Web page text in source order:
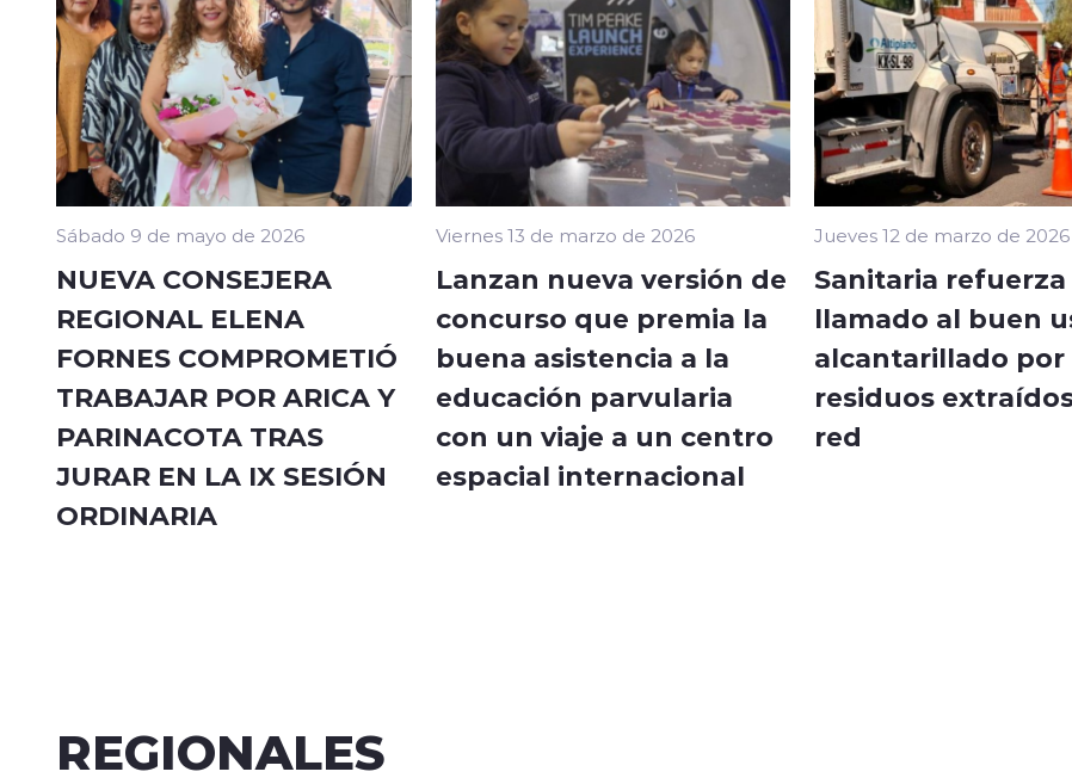
Sábado 9 de mayo de 2026
NUEVA CONSEJERA
REGIONAL ELENA
FORNES COMPROMETIÓ
TRABAJAR POR ARICA Y
PARINACOTA TRAS
JURAR EN LA IX SESIÓN
ORDINARIA
Viernes 13 de marzo de 2026
Lanzan nueva versión de
concurso que premia la
buena asistencia a la
educación parvularia
con un viaje a un centro
espacial internacional
Jueves 12 de marzo de 2026
Sanitaria refuerza
llamado al buen
alcantarillado por
residuos
red
REGIONALES